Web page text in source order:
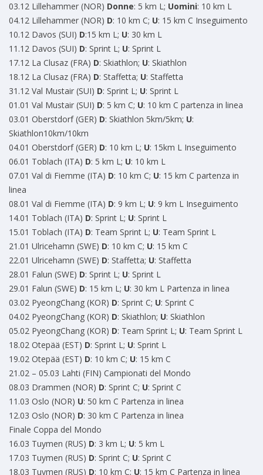
03.12 Lillehammer (NOR) Donne: 5 km L; Uomini: 10 km L
04.12 Lillehammer (NOR) D: 10 km C; U: 15 km C Inseguimento
10.12 Davos (SUI) D:15 km L; U: 30 km L
11.12 Davos (SUI) D: Sprint L; U: Sprint L
17.12 La Clusaz (FRA) D: Skiathlon; U: Skiathlon
18.12 La Clusaz (FRA) D: Staffetta; U: Staffetta
31.12 Val Mustair (SUI) D: Sprint L; U: Sprint L
01.01 Val Mustair (SUI) D: 5 km C; U: 10 km C partenza in linea
03.01 Oberstdorf (GER) D: Skiathlon 5km/5km; U:
Skiathlon10km/10km
04.01 Oberstdorf (GER) D: 10 km L; U: 15km L Inseguimento
06.01 Toblach (ITA) D: 5 km L; U: 10 km L
07.01 Val di Fiemme (ITA) D: 10 km C; U: 15 km C partenza in
linea
08.01 Val di Fiemme (ITA) D: 9 km L; U: 9 km L Inseguimento
14.01 Toblach (ITA) D: Sprint L; U: Sprint L
15.01 Toblach (ITA) D: Team Sprint L; U: Team Sprint L
21.01 Ulricehamn (SWE) D: 10 km C; U: 15 km C
22.01 Ulricehamn (SWE) D: Staffetta; U: Staffetta
28.01 Falun (SWE) D: Sprint L; U: Sprint L
29.01 Falun (SWE) D: 15 km L; U: 30 km L Partenza in linea
03.02 PyeongChang (KOR) D: Sprint C; U: Sprint C
04.02 PyeongChang (KOR) D: Skiathlon; U: Skiathlon
05.02 PyeongChang (KOR) D: Team Sprint L; U: Team Sprint L
18.02 Otepää (EST) D: Sprint L; U: Sprint L
19.02 Otepää (EST) D: 10 km C; U: 15 km C
21.02 – 05.03 Lahti (FIN) Campionati del Mondo
08.03 Drammen (NOR) D: Sprint C; U: Sprint C
11.03 Oslo (NOR) U: 50 km C Partenza in linea
12.03 Oslo (NOR) D: 30 km C Partenza in linea
Finale Coppa del Mondo
16.03 Tuymen (RUS) D: 3 km L; U: 5 km L
17.03 Tuymen (RUS) D: Sprint C; U: Sprint C
18.03 Tuymen (RUS) D: 10 km C; U: 15 km C Partenza in linea